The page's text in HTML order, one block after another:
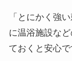
「とにかく強
に温浴施設な
ておくと安心で